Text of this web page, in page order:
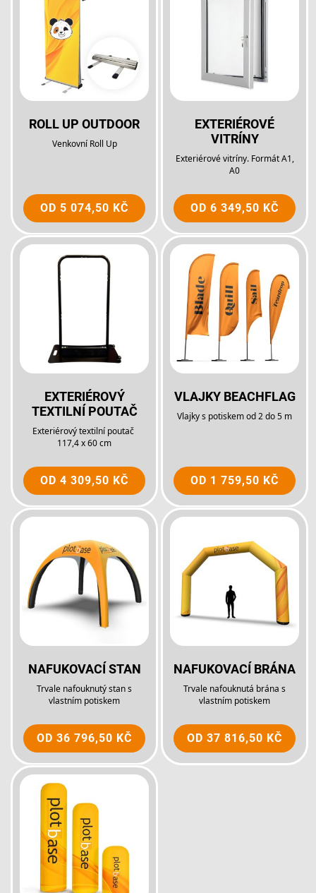
ROLL UP OUTDOOR
Venkovní Roll Up
OD 5 074,50 KČ
EXTERIÉROVÉ
VITRÍNY
Exteriérové vitríny. Formát A1,
A0
OD6 349,50 KČ
EXTERIÉROVÝ
TEXTILNÍ POUTAČ
Exteriérový textilní poutač
117,4 x 60 cm
OD 4 309,50 KČ
VLAJKY BEACHFLAG
Vlajky s potiskem od 2 do 5 m
OD 1 759,50 KČ
NAFUKOVACÍ STAN
Trvale nafouknutý stan s
vlastním potiskem
OD 36 796,50 KČ
NAFUKOVACÍ BRÁNA
Trvale nafouknutá brána s
vlastním potiskem
OD37 816,50 KČ